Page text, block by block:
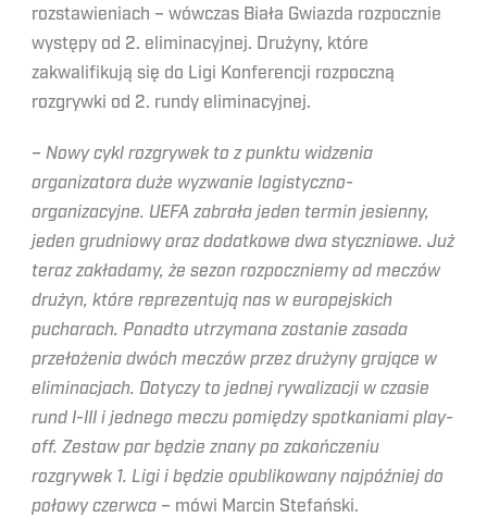
rozstawieniach – wówczas Biała Gwiazda rozpocznie
występy od 2. eliminacyjnej. Drużyny, które
zakwalifikują się do Ligi Konferencji rozpoczną
rozgrywki od 2. rundy eliminacyjnej.
­– Nowy cykl rozgrywek to z punktu widzenia
organizatora duże wyzwanie logistyczno-
organizacyjne. UEFA zabrała jeden termin jesienny,
jeden grudniowy oraz dodatkowe dwa styczniowe. Już
teraz zakładamy, że sezon rozpoczniemy od meczów
drużyn, które reprezentują nas w europejskich
pucharach. Ponadto utrzymana zostanie zasada
przełożenia dwóch meczów przez drużyny grające w
eliminacjach. Dotyczy to jednej rywalizacji w czasie
rund I-III i jednego meczu pomiędzy spotkaniami play-
off. Zestaw par będzie znany po zakończeniu
rozgrywek 1. Ligi i będzie opublikowany najpóźniej do
połowy czerwca – mówi Marcin Stefański.